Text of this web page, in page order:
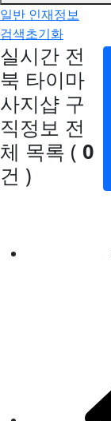
일반 인재정보
검색초기화
실시간 전
북 타이마
사지샵 구
직정보 전
체 목록 ( 0
건 )